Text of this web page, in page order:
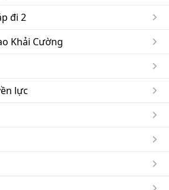
đi 2
Khải Cường
lực